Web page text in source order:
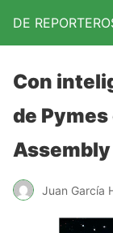
DE
Con
de
Assembly
Juan García